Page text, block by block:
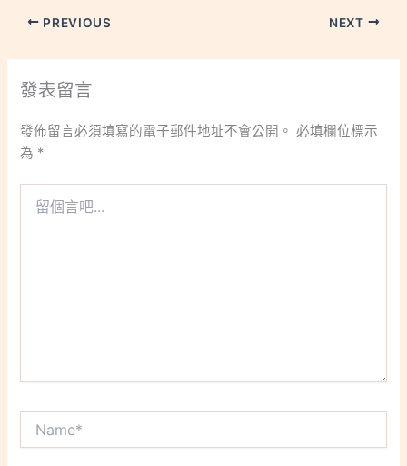
PREVIOUS NEXT
發表留言
發佈留言必須填寫的電子郵件地址不會公開。 必填欄位標示
為 *